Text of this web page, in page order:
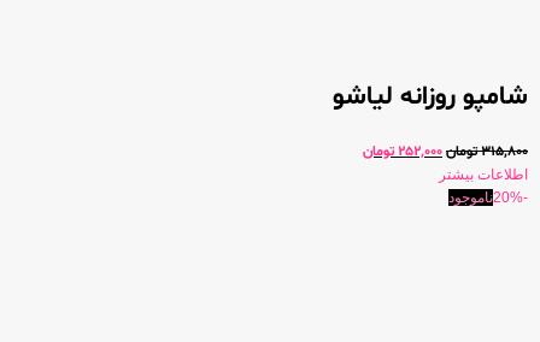
شامپو روزانه لیاشو
315,800تومان252,000 تومان
اطلاعات بیشتر
-20%
ناموجود